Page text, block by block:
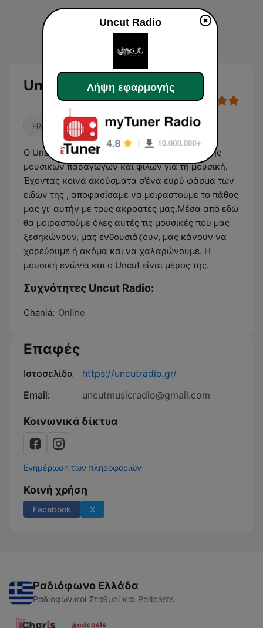
Uncut Radio
Ηλεκτρονική μουσική
Ο Uncut Radio είναι το αποτέλεσμα της αγάπης
μουσικών παραγωγών και φίλων για τη μουσική.
Έχοντας κοινά ακούσματα σ’ένα ευρύ φάσμα των
ειδών της , αποφασίσαμε να μοιραστούμε το πάθος
μας γι’ αυτήν με τους ακροατές μας.Μέσα από εδώ
θα μοιραστούμε όλες αυτές τις μουσικές που μας
ξεσηκώνουν, μας ενθουσιάζουν, μας κάνουν να
χορεύουμε ή ακόμα και να χαλαρώνουμε. Η
μουσική ενώνει και ο Uncut είναι μέρος της.
Συχνότητες Uncut Radio:
Chaniá: Online
Επαφές
Ιστοσελίδα
https://uncutradio.gr/
Email:
uncutmusicradio@gmail.com
Κοινωνικά δίκτυα
Ενημέρωση των πληροφοριών
Κοινή χρήση
Facebook X
Ραδιόφωνο Ελλάδα
Ραδιοφωνικοί Σταθμοί και Podcasts
Uncut Radio
Λήψη εφαρμογής